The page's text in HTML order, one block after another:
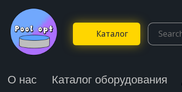
Каталог
О нас Каталог оборудования